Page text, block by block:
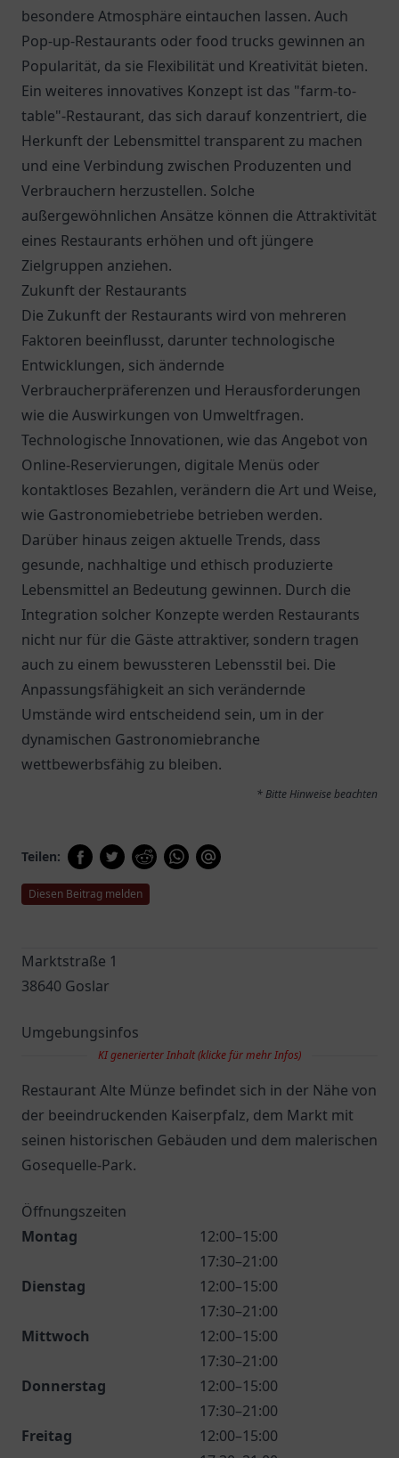
besondere Atmosphäre eintauchen lassen. Auch
Pop-up-Restaurants oder food trucks gewinnen an
Popularität, da sie Flexibilität und Kreativität bieten.
Ein weiteres innovatives Konzept ist das "farm-to-
table"-Restaurant, das sich darauf konzentriert, die
Herkunft der Lebensmittel transparent zu machen
und eine Verbindung zwischen Produzenten und
Verbrauchern herzustellen. Solche
außergewöhnlichen Ansätze können die Attraktivität
eines Restaurants erhöhen und oft jüngere
Zielgruppen anziehen.
Zukunft der Restaurants
Die Zukunft der Restaurants wird von mehreren
Faktoren beeinflusst, darunter technologische
Entwicklungen, sich ändernde
Verbraucherpräferenzen und Herausforderungen
wie die Auswirkungen von Umweltfragen.
Technologische Innovationen, wie das Angebot von
Online-Reservierungen, digitale Menüs oder
kontaktloses Bezahlen, verändern die Art und Weise,
wie Gastronomiebetriebe betrieben werden.
Darüber hinaus zeigen aktuelle Trends, dass
gesunde, nachhaltige und ethisch produzierte
Lebensmittel an Bedeutung gewinnen. Durch die
Integration solcher Konzepte werden Restaurants
nicht nur für die Gäste attraktiver, sondern tragen
auch zu einem bewussteren Lebensstil bei. Die
Anpassungsfähigkeit an sich verändernde
Umstände wird entscheidend sein, um in der
dynamischen Gastronomiebranche
wettbewerbsfähig zu bleiben.
* Bitte Hinweise beachten
Teilen:
Diesen Beitrag melden
Marktstraße 1
38640 Goslar
Umgebungsinfos
KI generierter Inhalt (klicke für mehr Infos)
Restaurant Alte Münze befindet sich in der Nähe von
der beeindruckenden Kaiserpfalz, dem Markt mit
seinen historischen Gebäuden und dem malerischen
Gosequelle-Park.
Öffnungszeiten
Montag
12:00–15:00
17:30–21:00
Dienstag
12:00–15:00
17:30–21:00
Mittwoch
12:00–15:00
17:30–21:00
Donnerstag
12:00–15:00
17:30–21:00
Freitag
12:00–15:00